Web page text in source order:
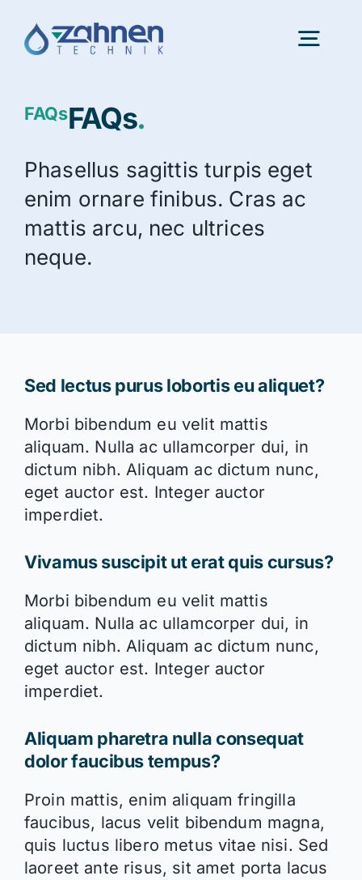
content
InnovationLab
About us
FAQsFAQs.
Phasellus sagittis turpis eget
enim ornare finibus. Cras ac
mattis arcu, nec ultrices
neque.
Sed lectus purus lobortis eu aliquet?
Morbi bibendum eu velit mattis
aliquam. Nulla ac ullamcorper dui, in
dictum nibh. Aliquam ac dictum nunc,
eget auctor est. Integer auctor
imperdiet.
Vivamus suscipit ut erat quis cursus?
Morbi bibendum eu velit mattis
aliquam. Nulla ac ullamcorper dui, in
dictum nibh. Aliquam ac dictum nunc,
eget auctor est. Integer auctor
imperdiet.
Aliquam pharetra nulla consequat
dolor faucibus tempus?
Proin mattis, enim aliquam fringilla
faucibus, lacus velit bibendum magna,
quis luctus libero metus vitae nisi. Sed
laoreet ante risus, sit amet porta lacus